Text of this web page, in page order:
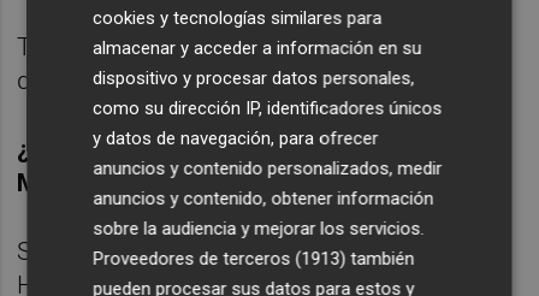
Tenemos diez días para preparar el partido
de Liga, tenemos que pasar página
¿El plan era el mismo que el partido de
Mestalla?
Sí, hemos visto que no ha salido bien.
Hemos fallado.
cookies y tecnologías similares para
almacenar y acceder a información en su
dispositivo y procesar datos personales,
como su dirección IP, identificadores únicos
y datos de navegación, para ofrecer
anuncios y contenido personalizados, medir
anuncios y contenido, obtener información
sobre la audiencia y mejorar los servicios.
Proveedores de terceros (1913) también
pueden procesar sus datos para estos y